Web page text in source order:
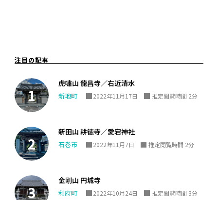
注目の記事
虎嘯山 龍昌寺／右近清水
新地町 2022年11月17日 推定閲覧時間 2分
新田山 耕徳寺／愛宕神社
石巻市 2022年11月7日 推定閲覧時間 2分
金剛山 円城寺
利府町 2022年10月24日 推定閲覧時間 3分